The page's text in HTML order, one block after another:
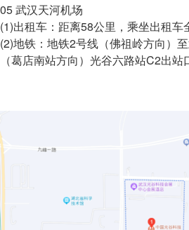
05 武汉天河机场
(1)出租车：距离58公里，乘坐出租车
(2)地铁：地铁2号线（佛祖岭方向）
（葛店南站方向）光谷六路站C2出站